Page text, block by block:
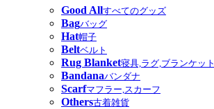
Good Allすべてのグッズ
Bagバッグ
Hat帽子
Beltベルト
Rug Blanket寝具,ラグ,ブランケット
Bandanaバンダナ
Scarfマフラー,スカーフ
Others古着雑貨